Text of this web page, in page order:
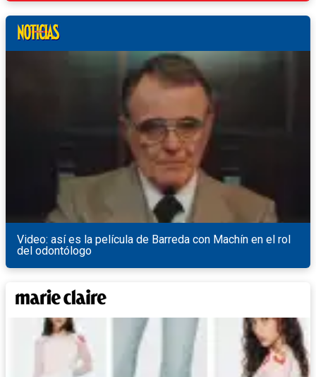
Video: así es la película de Barreda con Machín en el rol
del odontólogo